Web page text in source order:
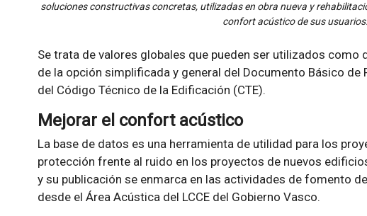
soluciones constructivas concretas, utilizadas en obra nueva y
confort acústico de sus usuarios.
Se trata de valores globales que pueden ser utilizados como
de la opción simplificada y general del Documento Básico de
del Código Técnico de la Edificación (CTE).
Mejorar el confort acústico
La base de datos es una herramienta de utilidad para los
protección frente al ruido en los proyectos de nuevos
y su publicación se enmarca en las actividades de fomento
desde el Área Acústica del LCCE del Gobierno Vasco.